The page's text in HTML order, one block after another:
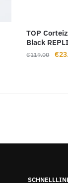
TOP
Black
€119.00 €